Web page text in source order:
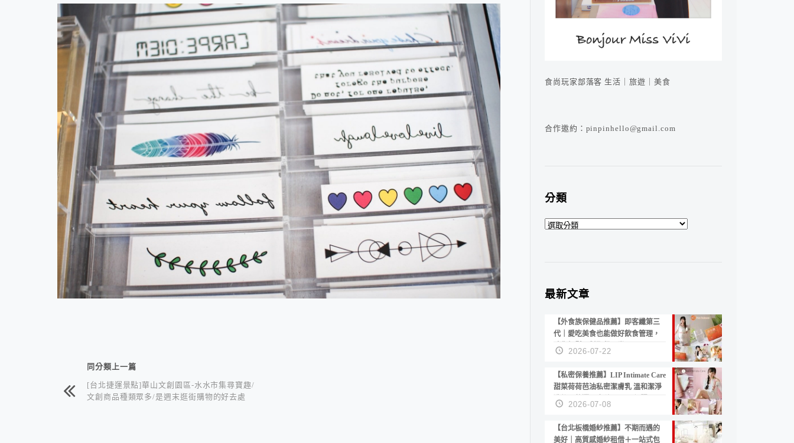
相連文章同分類上一篇
[台北捷運景點]華山文創園區-水水市集尋寶趣/
文創商品種類眾多/是週末逛街購物的好去處
食尚玩家部落客 生活｜旅遊｜美食
合作邀約：pinpinhello@gmail.com
分類
分
最新文章
【外食族保健品推薦】即客纖第三
代｜愛吃美食也能做好飲食管理，
陪你輕鬆面對聚餐日常！
2026-07-22
【私密保養推薦】LIP Intimate Care
甜菜荷荷芭油私密潔膚乳 溫和潔淨
洗後不乾澀 不起泡反而更舒服！
2026-07-08
【台北板橋婚紗推薦】不期而遇的
美好｜高質感婚紗租借＋一站式包